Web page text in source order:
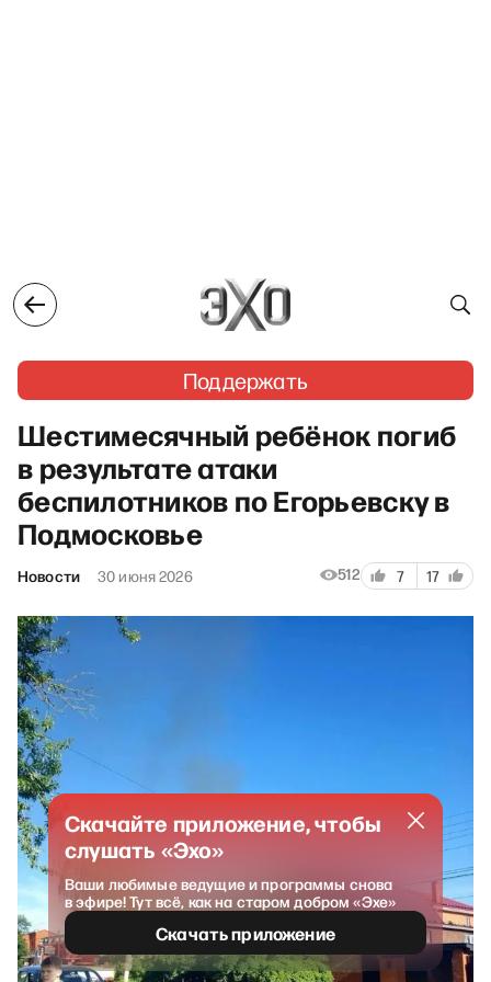
Поддержать
Шестимесячный ребёнок погиб
в результате атаки
беспилотников по Егорьевску в
Подмосковье
Новости 30 июня 2026 512 7 17
Скачайте приложение, чтобы
слушать «Эхо»
Ваши любимые ведущие и программы снова
в эфире! Тут всё, как на старом добром «Эхе»
Скачать приложение